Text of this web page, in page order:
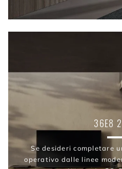
36E8
Se desideri completare
operativo dalle linee